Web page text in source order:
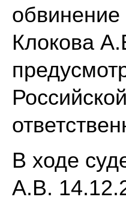
Клокова
В ходе
А.В.